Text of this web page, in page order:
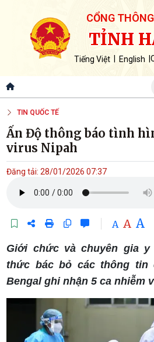
CỔNG
TỈNH
Tiếng Việt English
TIN QUỐC TẾ
Ấn Độ thông báo tình
virus Nipah
Đăng tải: 28/01/2026 07:37
A A A
Giới chức và chuyên gia
thức bác bỏ các thông tin
Bengal ghi nhận 5 ca nhiễm